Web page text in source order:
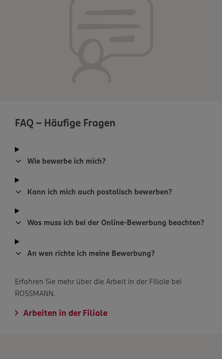
FAQ - Häufige Fragen
Wie bewerbe ich mich?
Kann ich mich auch postalisch bewerben?
Was muss ich bei der Online-Bewerbung beachten?
An wen richte ich meine Bewerbung?
Erfahren Sie mehr über die Arbeit in der Filiale bei
ROSSMANN.
Arbeiten in der Filiale